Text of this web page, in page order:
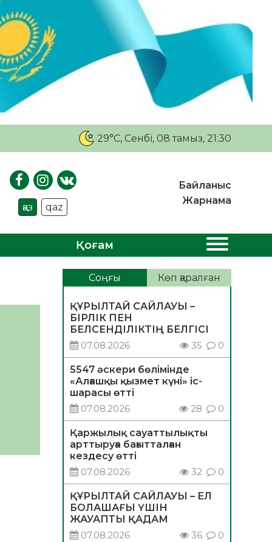
29°C, Сенбі, 08 тамыз, 21:30
қаз qaz
Байланыс
Жарнама
Қоғам
Соңғы Көп қаралған
ҚҰРЫЛТАЙ САЙЛАУЫ –
БІРЛІК ПЕН
БЕЛСЕНДІЛІКТІҢ БЕЛГІСІ
07.08.2026
35 0
5547 әскери бөлімінде
«Алғашқы қызмет күні» іс-
шарасы өтті
07.08.2026
28 0
Қаржылық сауаттылықты
арттыруға бағытталған
кездесу өтті
07.08.2026
32 0
ҚҰРЫЛТАЙ САЙЛАУЫ – ЕЛ
БОЛАШАҒЫ ҮШІН
ЖАУАПТЫ ҚАДАМ
07.08.2026
36 0